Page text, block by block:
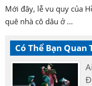
Mới đây, lễ vu quy của
quê nhà cô dâu ở ...
Có Thể Bạn Quan